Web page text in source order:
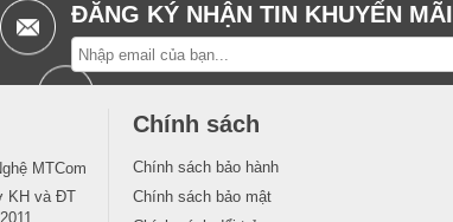
ĐĂNG KÝ NHẬN TIN KHUYẾN MÃI
MTCom
KH và ĐT
Chính sách
Chính sách bảo hành
Chính sách bảo mật